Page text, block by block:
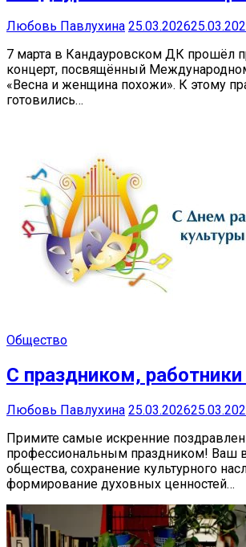
Любовь Павлухина 25.03.2026
7 марта в Кандауровском ДК прошёл
концерт, посвящённый
«Весна и женщина похожи». К этому
готовились…
Общество
С праздником,
Любовь Павлухина 25.03.2026
Примите самые искренние
профессиональным праздником! Ваш
общества, сохранение культурного
формирование духовных ценностей…